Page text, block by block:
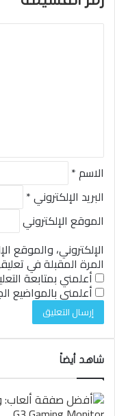
ا
الاسم*
البريد الإلكتروني*
الموقع الإلكتروني
الإلكتروني، والموقع
المرة المقبلة في
أعلمني بمتابعة
أعلمني بالمواضيع
شاهد أيضاً